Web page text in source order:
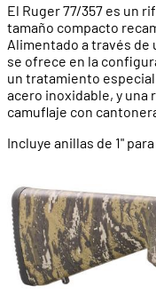
El Ruger 77/357 es un
tamaño compacto
Alimentado a través de
se ofrece en la
un tratamiento especial
acero inoxidable, y
camuflaje con
Incluye anillas de 1"